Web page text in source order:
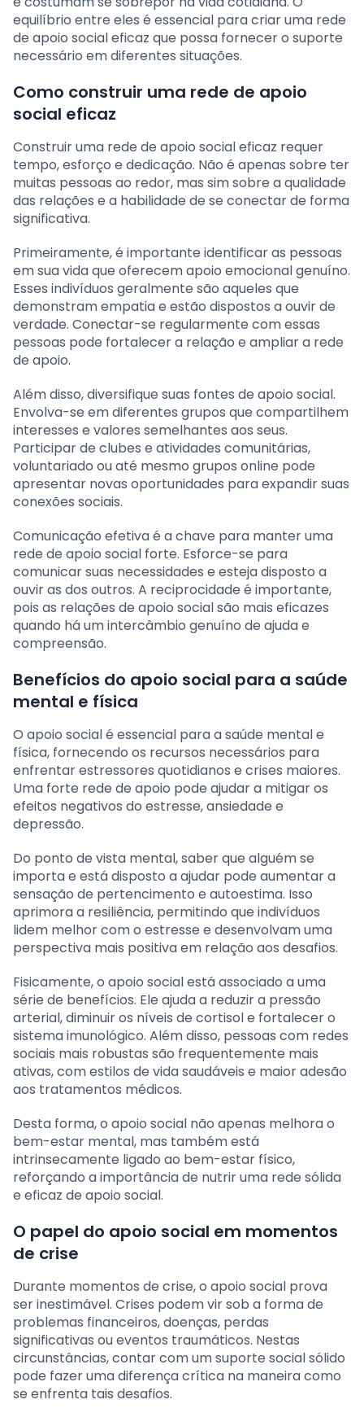
equilíbrio entre eles é essencial para criar uma rede
de apoio social eficaz que possa fornecer o suporte
necessário em diferentes situações.
Como construir uma rede de apoio
social eficaz
Construir uma rede de apoio social eficaz requer
tempo, esforço e dedicação. Não é apenas sobre ter
muitas pessoas ao redor, mas sim sobre a qualidade
das relações e a habilidade de se conectar de forma
significativa.
Primeiramente, é importante identificar as pessoas
em sua vida que oferecem apoio emocional genuíno.
Esses indivíduos geralmente são aqueles que
demonstram empatia e estão dispostos a ouvir de
verdade. Conectar-se regularmente com essas
pessoas pode fortalecer a relação e ampliar a rede
de apoio.
Além disso, diversifique suas fontes de apoio social.
Envolva-se em diferentes grupos que compartilhem
interesses e valores semelhantes aos seus.
Participar de clubes e atividades comunitárias,
voluntariado ou até mesmo grupos online pode
apresentar novas oportunidades para expandir suas
conexões sociais.
Comunicação efetiva é a chave para manter uma
rede de apoio social forte. Esforce-se para
comunicar suas necessidades e esteja disposto a
ouvir as dos outros. A reciprocidade é importante,
pois as relações de apoio social são mais eficazes
quando há um intercâmbio genuíno de ajuda e
compreensão.
Benefícios do apoio social para a saúde
mental e física
O apoio social é essencial para a saúde mental e
física, fornecendo os recursos necessários para
enfrentar estressores quotidianos e crises maiores.
Uma forte rede de apoio pode ajudar a mitigar os
efeitos negativos do estresse, ansiedade e
depressão.
Do ponto de vista mental, saber que alguém se
importa e está disposto a ajudar pode aumentar a
sensação de pertencimento e autoestima. Isso
aprimora a resiliência, permitindo que indivíduos
lidem melhor com o estresse e desenvolvam uma
perspectiva mais positiva em relação aos desafios.
Fisicamente, o apoio social está associado a uma
série de benefícios. Ele ajuda a reduzir a pressão
arterial, diminuir os níveis de cortisol e fortalecer o
sistema imunológico. Além disso, pessoas com redes
sociais mais robustas são frequentemente mais
ativas, com estilos de vida saudáveis e maior adesão
aos tratamentos médicos.
Desta forma, o apoio social não apenas melhora o
bem-estar mental, mas também está
intrinsecamente ligado ao bem-estar físico,
reforçando a importância de nutrir uma rede sólida
e eficaz de apoio social.
O papel do apoio social em momentos
de crise
Durante momentos de crise, o apoio social prova
ser inestimável. Crises podem vir sob a forma de
problemas financeiros, doenças, perdas
significativas ou eventos traumáticos. Nestas
circunstâncias, contar com um suporte social sólido
pode fazer uma diferença crítica na maneira como
se enfrenta tais desafios.